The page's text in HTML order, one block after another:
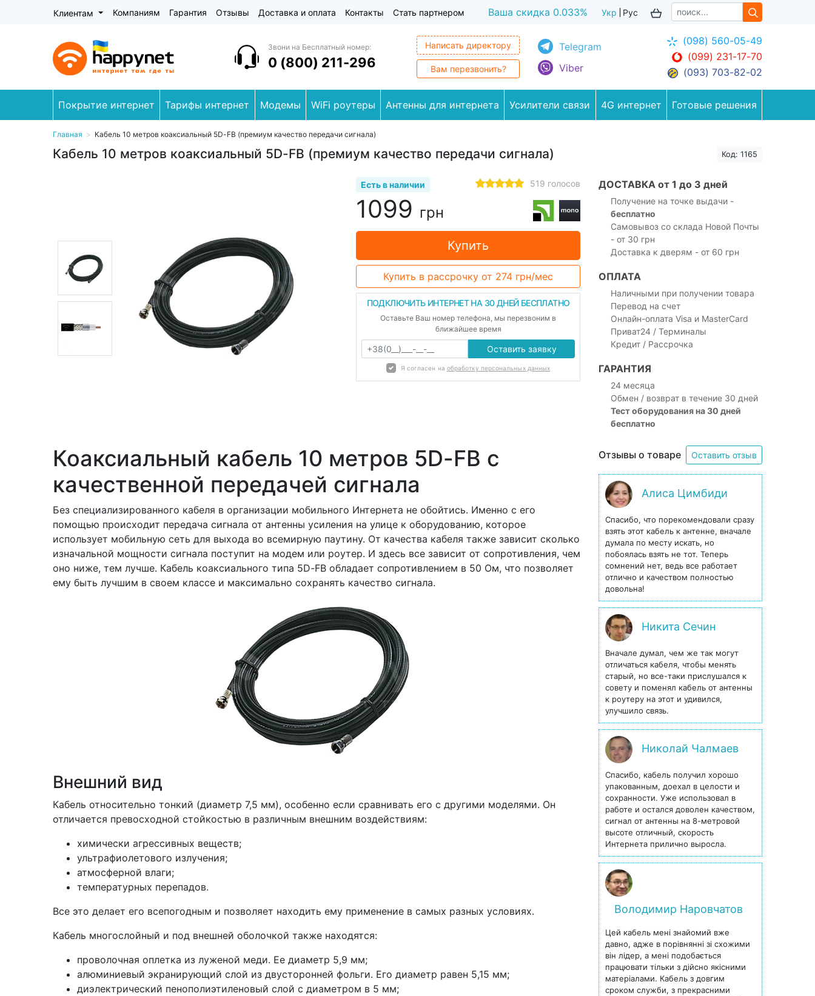
Клиентам Компаниям Гарантия Отзывы Доставка и оплата Контакты Стать партнером Ваша скидка 0.038% Укр Рус
Звони на Бесплатный номер:
0 (800) 211-296
Написать директору
Вам перезвонить?
Telegram
Viber
(098) 560-05-49
(099) 231-17-70
(093) 703-82-02
Покрытие интернет Тарифы интернет Модемы WiFi роутеры Антенны для интернета Усилители связи 4G интернет Готовые решения
Главная > Кабель 10 метров коаксиальный 5D-FB (премиум качество передачи сигнала)
Кабель 10 метров коаксиальный 5D-FB (премиум качество передачи сигнала) Код: 1165
Есть в наличии 519 голосов
1099 грн
Купить
Купить в рассрочку от 274 грн/мес
ПОДКЛЮЧИТЬ ИНТЕРНЕТ НА 30 ДНЕЙ БЕСПЛАТНО
Оставьте Ваш номер телефона, мы перезвоним в
ближайшее время
Оставить заявку
Я согласен на обработку персональных данных
ДОСТАВКА от 1 до 3 дней
Получение на точке выдачи -
бесплатно
Самовывоз со склада Новой Почты
- от 30 грн
Доставка к дверям - от 60 грн
ОПЛАТА
Наличными при получении товара
Перевод на счет
Онлайн-оплата Visa и MasterCard
Приват24 / Терминалы
Кредит / Рассрочка
ГАРАНТИЯ
24 месяца
Обмен / возврат в течение 30 дней
Тест оборудования на 30 дней
бесплатно
Коаксиальный кабель 10 метров 5D-FB с
качественной передачей сигнала
Без специализированного кабеля в организации мобильного Интернета не обойтись. Именно с его
помощью происходит передача сигнала от антенны усиления на улице к оборудованию, которое
использует мобильную сеть для выхода во всемирную паутину. От качества кабеля также зависит сколько
изначальной мощности сигнала поступит на модем или роутер. И здесь все зависит от сопротивления, чем
оно ниже, тем лучше. Кабель коаксиального типа 5D-FB обладает сопротивлением в 50 Ом, что позволяет
ему быть лучшим в своем классе и максимально сохранять качество сигнала.
Внешний вид
Кабель относительно тонкий (диаметр 7,5 мм), особенно если сравнивать его с другими моделями. Он
отличается превосходной стойкостью в различным внешним воздействиям:
химически агрессивных веществ;
ультрафиолетового излучения;
атмосферной влаги;
температурных перепадов.
Все это делает его всепогодным и позволяет находить ему применение в самых разных условиях.
Кабель многослойный и под внешней оболочкой также находятся:
проволочная оплетка из луженой меди. Ее диаметр 5,9 мм;
алюминиевый экранирующий слой из двусторонней фольги. Его диаметр равен 5,15 мм;
диэлектрический пенополиэтиленовый слой с диаметром в 5 мм;
Отзывы о товаре Оставить отзыв
Алиса Цимбиди
Спасибо, что порекомендовали сразу
взять этот кабель к антенне, вначале
думала по месту искать, но
побоялась взять не тот. Теперь
сомнений нет, ведь все работает
отлично и качеством полностью
довольна!
Никита Сечин
Вначале думал, чем же так могут
отличаться кабеля, чтобы менять
старый, но все-таки прислушался к
совету и поменял кабель от антенны
к роутеру на этот и удивился,
улучшило связь.
Николай Чалмаев
Спасибо, кабель получил хорошо
упакованным, доехал в целости и
сохранности. Уже использовал в
работе и остался доволен качеством,
сигнал от антенны на 8-метровой
высоте отличный, скорость
Интернета прилично выросла.
Володимир Наровчатов
Цей кабель мені знайомий вже
давно, адже в порівнянні зі схожими
він лідер, а мені подобається
працювати тільки з дійсно якісними
матеріалами. Кабель з довгим
сроком служби, з прекрасними